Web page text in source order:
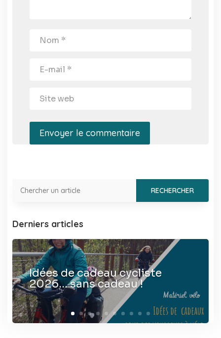
Envoyer le commentaire
Derniers articles
Idées de cadeau cycliste
2026… sans cadeau !